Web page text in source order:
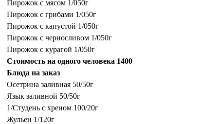
Пирожок с мясом 1/050г
Пирожок с грибами 1/050г
Пирожок с капустой 1/050г
Пирожок с черносливом 1/050г
Пирожок с курагой 1/050г
Стоимость на одного человека 1400
Блюда на заказ
Осетрина заливная 50/50г
Язык заливной 50/50г
1/Студень с хреном 100/20г
Жульен 1/120г